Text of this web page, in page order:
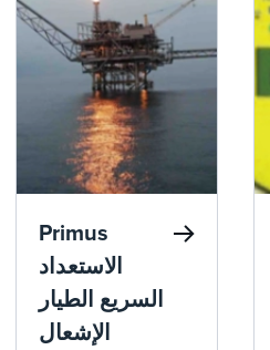
Primus
الاستعداد
السريع الطيار
الإشعال